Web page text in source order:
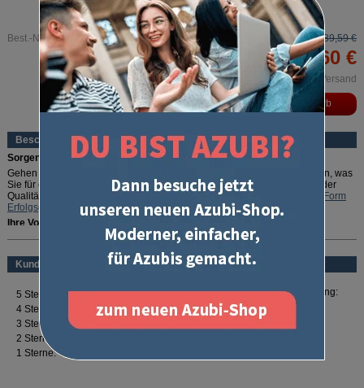
Best.-Nr. 3081 89,59 €
83,60 €
inkl. MwSt. und zzgl. Versand
Beschreibung
Sorgenfrei durch die IHK-Prüfung!
Gehen Sie auf Nummer sicher: In diesem Erfolgspaket PLUS ist alles drin, was
Sie für eine erfolgreiche Abschlussprüfung benötigen. Und weil wir von der
Qualität unserer Produkte so überzeugt sind, geben wir die exklusive
U-Form
Erfolgsgarantie
gratis dazu.
Ihre Vorteile:
Enthält alles, was zur schriftlichen Abschlussprüfung
Rundum abgesichert: Mit der exklusivenU-Form Erfolgsgarantie
Optimale Vorbereitung:Zahlreiche Prüfungstipps und Downloads
"Erfolg - Das Selbst-Coaching Buch"
Erfolgspakete sind exklusiv bei U-Form erhältlich!
In dem Erfolgspaket PLUS steckt all das, was Sie
Prüfungsfächer der schriftlichen Abschlussprüfung vorbereitet:
mehr lesen
Kundenbewertung